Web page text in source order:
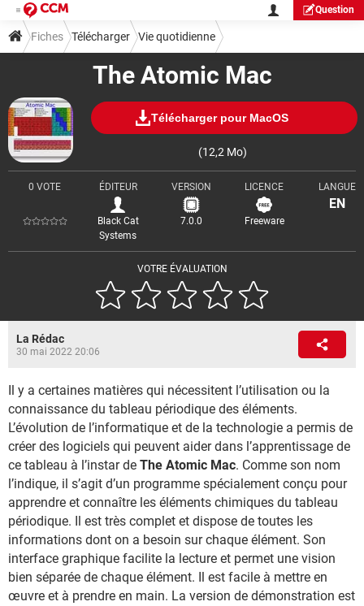
Question
The Atomic Mac
Télécharger pour MacOS
(12,2 Mo)
VOTRE ÉVALUATION
0 VOTE ÉDITEUR
Black Cat
Systems
VERSION
7.0.0
LICENCE
Freeware
LANGUE
EN
Fiches Télécharger Vie quotidienne
La Rédac
30 mai 2022 20:06
Il y a certaines matières qui nécessitent l’utilisation ou la
connaissance du tableau périodique des éléments.
L’évolution de l’informatique et de la technologie a permis de
créer des logiciels qui peuvent aider dans l’apprentissage de
ce tableau à l’instar de The Atomic Mac. Comme son nom
l’indique, il s’agit d’un programme spécialement conçu pour
apprendre et connaître les éléments chimiques du tableau
périodique. Il est très complet et dispose de toutes les
informations dont on a besoin sur chaque élément. Son
interface graphique facilite la lecture et permet une vision
bien séparée de chaque élément. Il est facile à mettre en
œuvre et à prendre en main. La version de démonstration est